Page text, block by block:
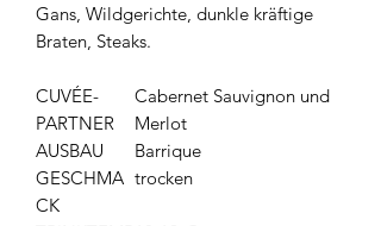
Gans, Wildgerichte, dunkle kräftige
Braten, Steaks.
CUVÉE-
PARTNER
Cabernet Sauvignon und
Merlot
AUSBAU
Barrique
GESCHMA
CK
trocken